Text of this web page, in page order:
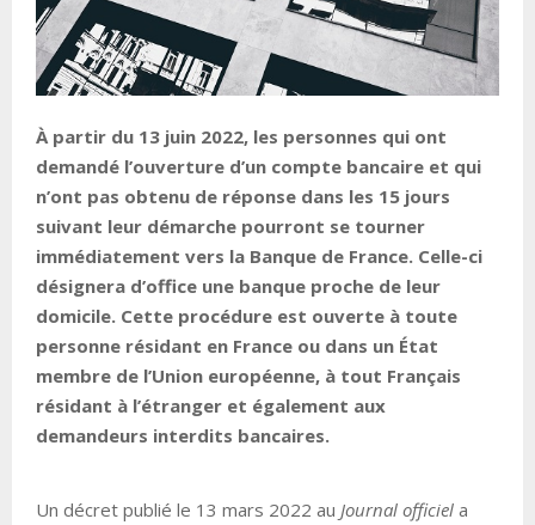
À partir du 13 juin 2022, les personnes qui ont
demandé l’ouverture d’un compte bancaire et qui
n’ont pas obtenu de réponse dans les 15 jours
suivant leur démarche pourront se tourner
immédiatement vers la Banque de France. Celle-ci
désignera d’office une banque proche de leur
domicile. Cette procédure est ouverte à toute
personne résidant en France ou dans un État
membre de l’Union européenne, à tout Français
résidant à l’étranger et également aux
demandeurs interdits bancaires.
Un décret publié le 13 mars 2022 au Journal officiel a